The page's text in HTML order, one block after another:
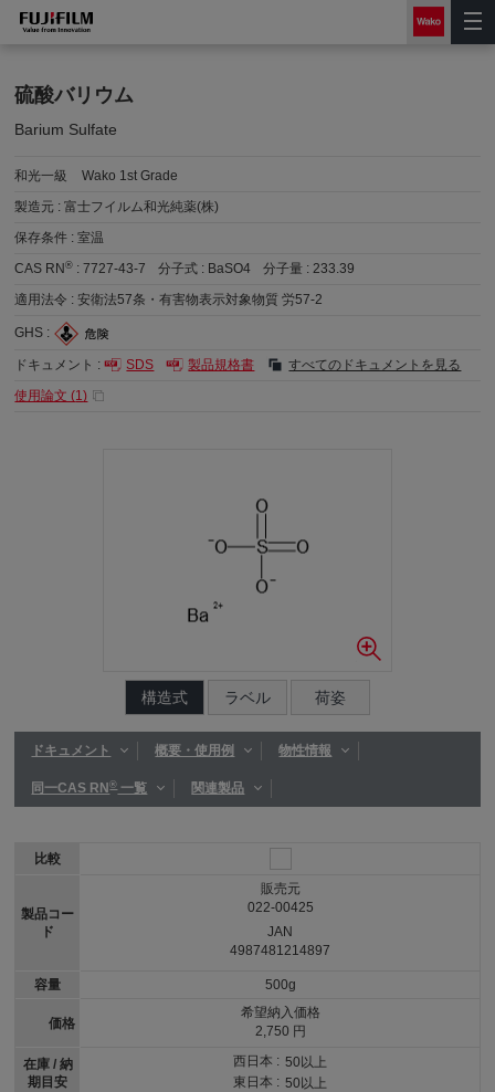
硫酸バリウム
Barium Sulfate
和光一級
Wako 1st Grade
製造元 :富士フイルム和光純薬(株)
保存条件 :室温
CAS RN® :7727-43-7 分子式 : BaSO4 分子量 :233.39
適用法令 :安衛法57条・有害物表示対象物質 労57-2
GHS :
ドキュメント : SDS 製品規格書
すべてのドキュメントを見る
使用論文 (1)
構造式 ラベル 荷姿
ドキュメント 概要・使用例 物性情報
同一CAS RN®一覧 関連製品
比較
製品コー
ド
容量
価格
在庫 / 納
期目安
販売元
022-00425
JAN
4987481214897
500g
希望納入価格
2,750 円
西日本 : 50以上
東日本 : 50以上